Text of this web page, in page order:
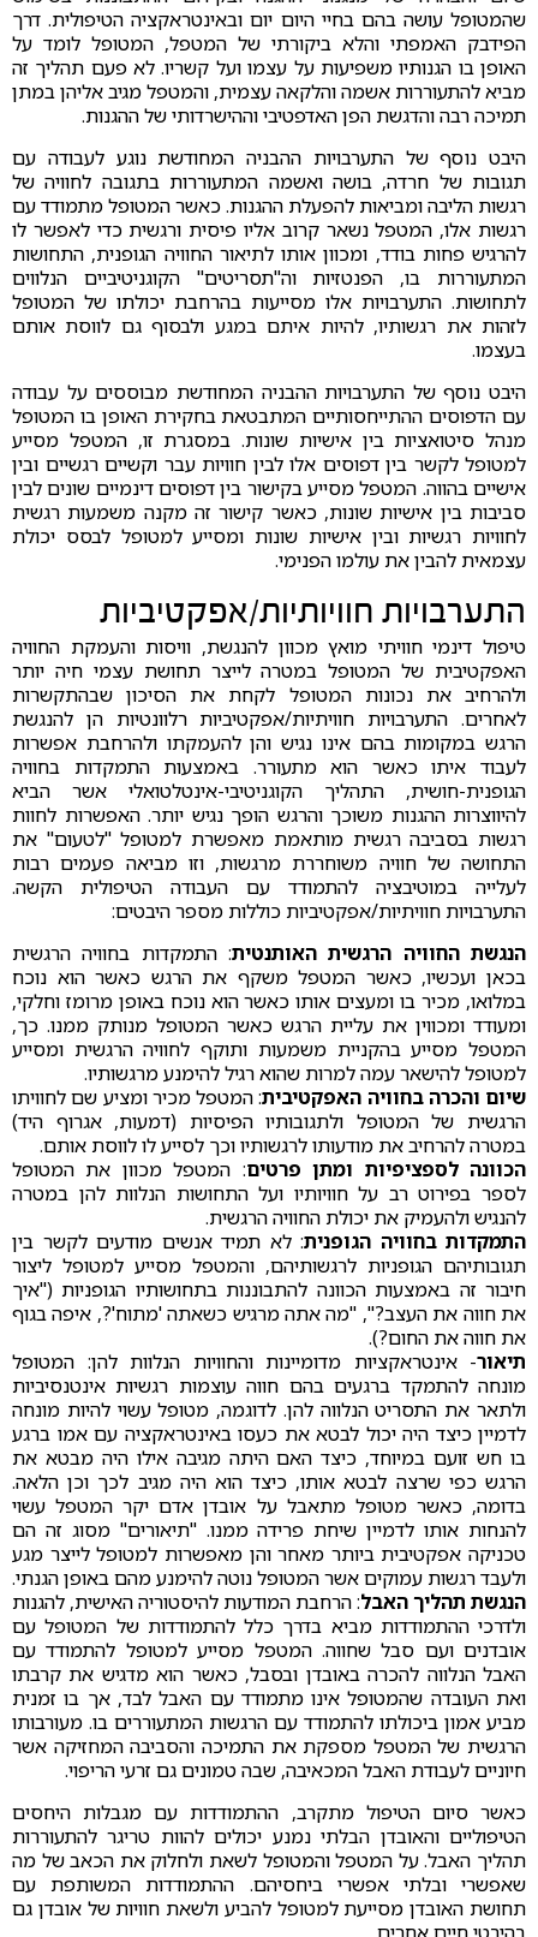
שהמטופל עושה בהם בחיי היום יום ובאינטראקציה הטיפולית. דרך
הפידבק האמפתי והלא ביקורתי של המטפל, המטופל לומד על
האופן בו הגנותיו משפיעות על עצמו ועל קשריו. לא פעם תהליך זה
מביא להתעוררות אשמה והלקאה עצמית, והמטפל מגיב אליהן במתן
תמיכה רבה והדגשת הפן האדפטיבי וההישרדותי של ההגנות.
היבט נוסף של התערבויות ההבניה המחודשת נוגע לעבודה עם
תגובות של חרדה, בושה ואשמה המתעוררות בתגובה לחוויה של
רגשות הליבה ומביאות להפעלת ההגנות. כאשר המטופל מתמודד עם
רגשות אלו, המטפל נשאר קרוב אליו פיסית ורגשית כדי לאפשר לו
להרגיש פחות בודד, ומכוון אותו לתיאור החוויה הגופנית, התחושות
המתעוררות בו, הפנטזיות וה"תסריטים" הקוגניטיביים הנלווים
לתחושות. התערבויות אלו מסייעות בהרחבת יכולתו של המטופל
לזהות את רגשותיו, להיות איתם במגע ולבסוף גם לווסת אותם
בעצמו.
היבט נוסף של התערבויות ההבניה המחודשת מבוססים על עבודה
עם הדפוסים ההתייחסותיים המתבטאת בחקירת האופן בו המטופל
מנהל סיטואציות בין אישיות שונות. במסגרת זו, המטפל מסייע
למטופל לקשר בין דפוסים אלו לבין חוויות עבר וקשיים רגשיים ובין
אישיים בהווה. המטפל מסייע בקישור בין דפוסים דינמיים שונים לבין
סביבות בין אישיות שונות, כאשר קישור זה מקנה משמעות רגשית
לחוויות רגשיות ובין אישיות שונות ומסייע למטופל לבסס יכולת
עצמאית להבין את עולמו הפנימי.
התערבויות חוויותיות/אפקטיביות
טיפול דינמי חוויתי מואץ מכוון להנגשת, וויסות והעמקת החוויה
האפקטיבית של המטופל במטרה לייצר תחושת עצמי חיה יותר
ולהרחיב את נכונות המטופל לקחת את הסיכון שבהתקשרות
לאחרים. התערבויות חוויתיות/אפקטיביות רלוונטיות הן להנגשת
הרגש במקומות בהם אינו נגיש והן להעמקתו ולהרחבת אפשרות
לעבוד איתו כאשר הוא מתעורר. באמצעות התמקדות בחוויה
הגופנית-חושית, התהליך הקוגניטיבי-אינטלטואלי אשר הביא
להיווצרות ההגנות משוכך והרגש הופך נגיש יותר. האפשרות לחוות
רגשות בסביבה רגשית מותאמת מאפשרת למטופל "לטעום" את
התחושה של חוויה משוחררת מרגשות, וזו מביאה פעמים רבות
לעלייה במוטיבציה להתמודד עם העבודה הטיפולית הקשה.
התערבויות חוויתיות/אפקטיביות כוללות מספר היבטים:
הנגשת החוויה הרגשית האותנטית: התמקדות בחוויה הרגשית
בכאן ועכשיו, כאשר המטפל משקף את הרגש כאשר הוא נוכח
במלואו, מכיר בו ומעצים אותו כאשר הוא נוכח באופן מרומז וחלקי,
ומעודד ומכווין את עליית הרגש כאשר המטופל מנותק ממנו. כך,
המטפל מסייע בהקניית משמעות ותוקף לחוויה הרגשית ומסייע
למטופל להישאר עמה למרות שהוא רגיל להימנע מרגשותיו.
שיום והכרה בחוויה האפקטיבית: המטפל מכיר ומציע שם לחוויתו
הרגשית של המטופל ולתגובותיו הפיסיות (דמעות, אגרוף היד)
במטרה להרחיב את מודעותו לרגשותיו וכך לסייע לו לווסת אותם.
הכוונה לספציפיות ומתן פרטים: המטפל מכוון את המטופל
לספר בפירוט רב על חוויותיו ועל התחושות הנלוות להן במטרה
להנגיש ולהעמיק את יכולת החוויה הרגשית.
התמקדות בחוויה הגופנית: לא תמיד אנשים מודעים לקשר בין
תגובותיהם הגופניות לרגשותיהם, והמטפל מסייע למטופל ליצור
חיבור זה באמצעות הכוונה להתבוננות בתחושותיו הגופניות ("איך
את חווה את העצב?", "מה אתה מרגיש כשאתה 'מתוח'?, איפה בגוף
את חווה את החום?).
תיאור- אינטראקציות מדומיינות והחוויות הנלוות להן: המטופל
מונחה להתמקד ברגעים בהם חווה עוצמות רגשיות אינטנסיביות
ולתאר את התסריט הנלווה להן. לדוגמה, מטופל עשוי להיות מונחה
לדמיין כיצד היה יכול לבטא את כעסו באינטראקציה עם אמו ברגע
בו חש זועם במיוחד, כיצד האם היתה מגיבה אילו היה מבטא את
הרגש כפי שרצה לבטא אותו, כיצד הוא היה מגיב לכך וכן הלאה.
בדומה, כאשר מטופל מתאבל על אובדן אדם יקר המטפל עשוי
להנחות אותו לדמיין שיחת פרידה ממנו. "תיאורים" מסוג זה הם
טכניקה אפקטיבית ביותר מאחר והן מאפשרות למטופל לייצר מגע
ולעבד רגשות עמוקים אשר המטופל נוטה להימנע מהם באופן הגנתי.
הנגשת תהליך האבל: הרחבת המודעות להיסטוריה האישית, להגנות
ולדרכי ההתמודדות מביא בדרך כלל להתמודדות של המטופל עם
אובדנים ועם סבל שחווה. המטפל מסייע למטופל להתמודד עם
האבל הנלווה להכרה באובדן ובסבל, כאשר הוא מדגיש את קרבתו
ואת העובדה שהמטופל אינו מתמודד עם האבל לבד, אך בו זמנית
מביע אמון ביכולתו להתמודד עם הרגשות המתעוררים בו. מעורבותו
הרגשית של המטפל מספקת את התמיכה והסביבה המחזיקה אשר
חיוניים לעבודת האבל המכאיבה, שבה טמונים גם זרעי הריפוי.
כאשר סיום הטיפול מתקרב, ההתמודדות עם מגבלות היחסים
הטיפוליים והאובדן הבלתי נמנע יכולים להוות טריגר להתעוררות
תהליך האבל. על המטפל והמטופל לשאת ולחלוק את הכאב של מה
שאפשרי ובלתי אפשרי ביחסיהם. ההתמודדות המשותפת עם
תחושת האובדן מסייעת למטופל להביע ולשאת חוויות של אובדן גם